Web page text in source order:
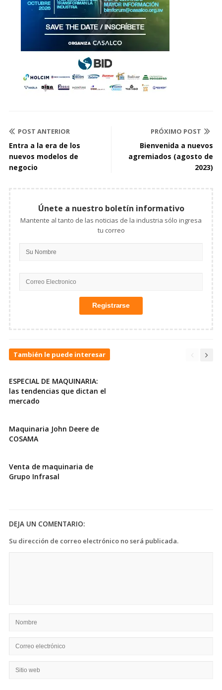
POST ANTERIOR
Entra a la era de los
nuevos modelos de
negocio
PRÓXIMO POST
Bienvenida a nuevos
agremiados (agosto de
2023)
Únete a nuestro boletín informativo
Mantente al tanto de las noticias de la industria sólo ingresa
tu correo
También le puede interesar
ESPECIAL DE MAQUINARIA:
las tendencias que dictan el
mercado
Maquinaria John Deere de
COSAMA
Venta de maquinaria de
Grupo Infrasal
DEJA UN COMENTARIO:
Su dirección de correo electrónico no será publicada.